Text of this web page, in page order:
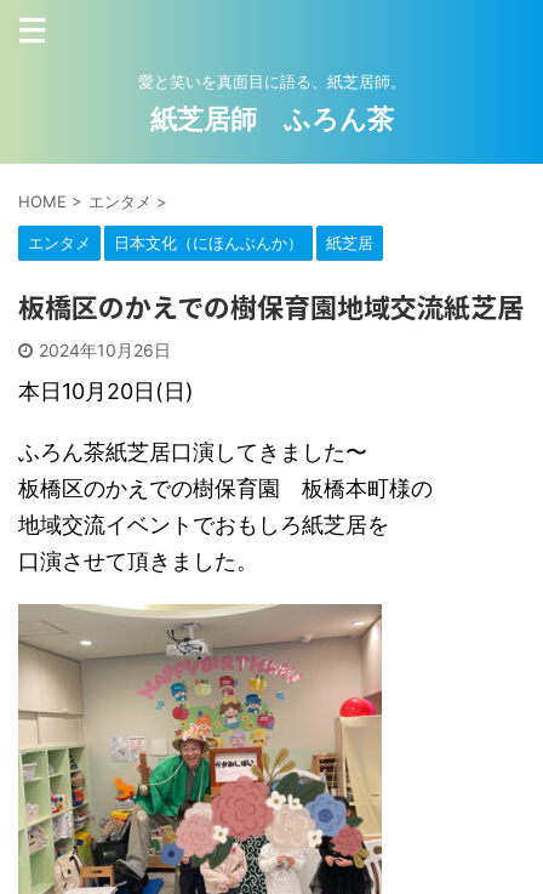
愛と笑いを真面目に語る、紙芝居師。
紙芝居師 ふろん茶
HOME > エンタメ >
エンタメ 日本文化（にほんぶんか） 紙芝居
板橋区のかえでの樹保育園地域交流紙芝居
2024年10月26日
本日10月20日(日)
ふろん茶紙芝居口演してきました〜
板橋区のかえでの樹保育園 板橋本町様の
地域交流イベントでおもしろ紙芝居を
口演させて頂きました。